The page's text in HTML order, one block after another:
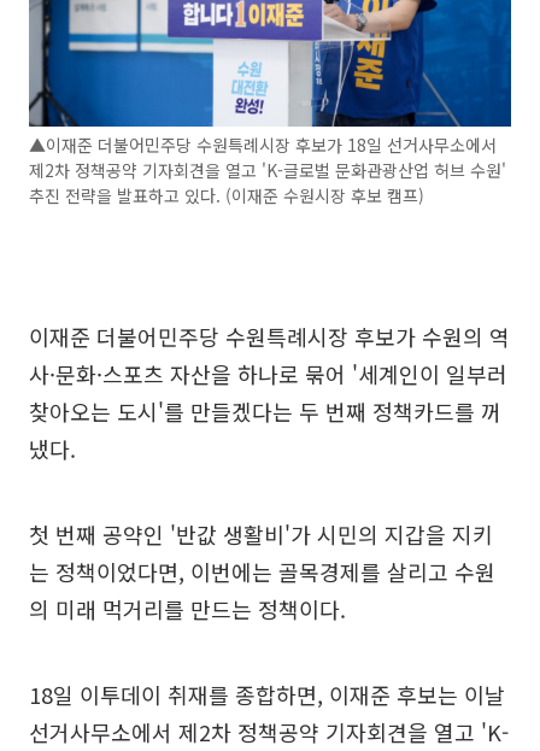
▲이재준 더불어민주당 수원특례시장 후보가 18일 선거사무소에서
제2차 정책공약 기자회견을 열고 'K-글로벌 문화관광산업 허브 수원'
추진 전략을 발표하고 있다. (이재준 수원시장 후보 캠프)
이재준 더불어민주당 수원특례시장 후보가 수원의 역
사·문화·스포츠 자산을 하나로 묶어 '세계인이 일부러
찾아오는 도시'를 만들겠다는 두 번째 정책카드를 꺼
냈다.
첫 번째 공약인 '반값 생활비'가 시민의 지갑을 지키
는 정책이었다면, 이번에는 골목경제를 살리고 수원
의 미래 먹거리를 만드는 정책이다.
18일 이투데이 취재를 종합하면, 이재준 후보는 이날
선거사무소에서 제2차 정책공약 기자회견을 열고 'K-